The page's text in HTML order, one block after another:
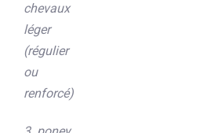
chevaux
léger
(régulier
ou
renforcé)